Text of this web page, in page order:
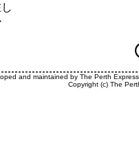
and maintained by The Perth
Copyright (c) The